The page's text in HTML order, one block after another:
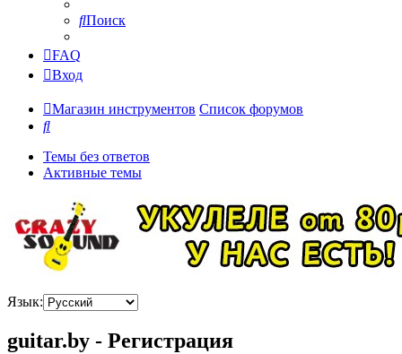
Поиск
FAQ
Вход
Магазин инструментов Список форумов
Поиск
Темы без ответов
Активные темы
Язык:
guitar.by - Регистрация